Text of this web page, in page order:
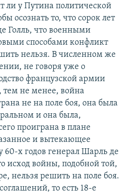
ли у Путина политической
осознать то, что сорок лет
Голль, что военными
способами конфликт
нельзя. В численном же
не говоря уже о
французской армии
не менее, война
не на поле боя, она была
и она была,
проиграна в плане
и вытекающее
60-х годов генерал Шарль де
исход войны, подобной той,
нельзя решить на поле боя.
то есть 18-е